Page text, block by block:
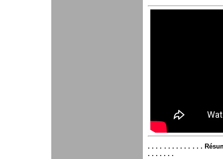
. . . . . . . . . . . . . .
. . . . . . .